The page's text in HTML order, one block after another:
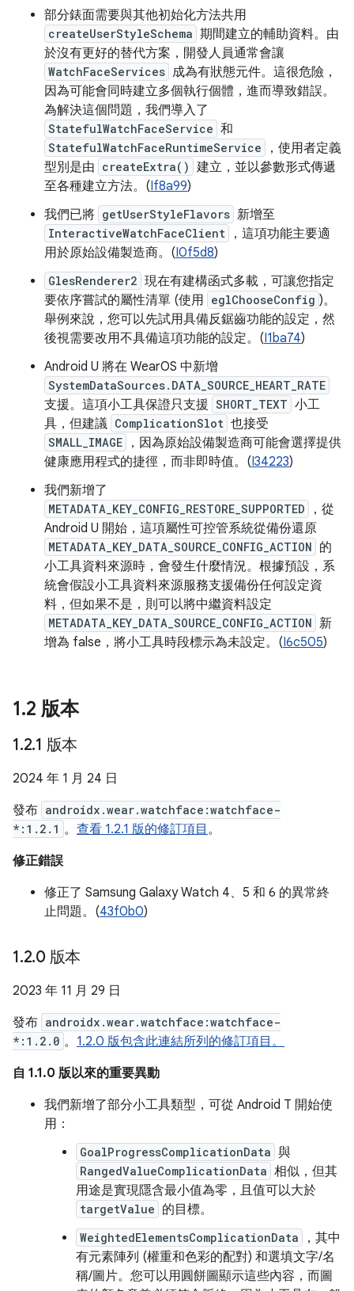
部分錶面需要與其他初始化方法共用
createUserStyleSchema 期間建立的輔助資料。由
於沒有更好的替代方案，開發人員通常會讓
WatchFaceServices 成為有狀態元件。這很危險，
因為可能會同時建立多個執行個體，進而導致錯誤。
為解決這個問題，我們導入了
StatefulWatchFaceService 和
StatefulWatchFaceRuntimeService
，使用者定義
型別是由 createExtra() 建立，並以參數形式傳遞
至各種建立方法。(If8a99)
我們已將 getUserStyleFlavors 新增至
InteractiveWatchFaceClient
，這項功能主要適
用於原始設備製造商。(I0f5d8)
GlesRenderer2 現在有建構函式多載，可讓您指定
要依序嘗試的屬性清單 (使用 eglChooseConfig )。
舉例來說，您可以先試用具備反鋸齒功能的設定，然
後視需要改用不具備這項功能的設定。(I1ba74)
Android U 將在 WearOS 中新增
SystemDataSources.DATA_SOURCE_HEART_RATE
支援。這項小工具保證只支援 SHORT_TEXT 小工
具，但建議 ComplicationSlot 也接受
SMALL_IMAGE
，因為原始設備製造商可能會選擇提供
健康應用程式的捷徑，而非即時值。(I34223)
我們新增了
METADATA_KEY_CONFIG_RESTORE_SUPPORTED
，從
Android U 開始，這項屬性可控管系統從備份還原
METADATA_KEY_DATA_SOURCE_CONFIG_ACTION 的
小工具資料來源時，會發生什麼情況。根據預設，系
統會假設小工具資料來源服務支援備份任何設定資
料，但如果不是，則可以將中繼資料設定
METADATA_KEY_DATA_SOURCE_CONFIG_ACTION 新
增為 false，將小工具時段標示為未設定。(I6c505)
1.2 版本
1.2.1 版本
2024 年 1 月 24 日
發布 androidx.wear.watchface:watchface-
*:1.2.1 。 查看 1.2.1 版的修訂項目 。
修正錯誤
修正了 Samsung Galaxy Watch 4、5 和 6 的異常終
止問題。(43f0b0)
1.2.0 版本
2023 年 11 月 29 日
發布 androidx.wear.watchface:watchface-
*:1.2.0 。 1.2.0 版包含此連結所列的修訂項目。
自 1.1.0 版以來的重要異動
我們新增了部分小工具類型，可從 Android T 開始使
用：
GoalProgressComplicationData 與
RangedValueComplicationData 相似，但其
用途是實現隱含最小值為零，且值可以大於
targetValue 的目標。
WeightedElementsComplicationData
，其中
有元素陣列 (權重和色彩的配對) 和選填文字/名
稱/圖片。您可以用圓餅圖顯示這些內容，而圖